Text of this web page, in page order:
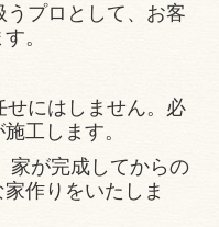
プロとして、お客
。
せにはしません。必
工します。
が完成してからの
作りをいたしま